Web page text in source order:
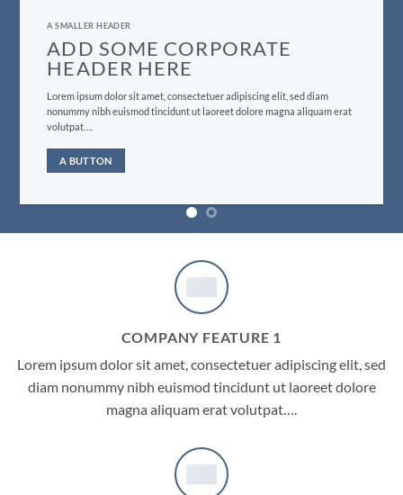
A SMALLER HEADER
ADD SOME CORPORATE
HEADER HERE
Lorem ipsum dolor sit amet, consectetuer adipiscing elit, sed diam
nonummy nibh euismod tincidunt ut laoreet dolore magna aliquam erat
volutpat….
A BUTTON
COMPANY FEATURE 1
Lorem ipsum dolor sit amet, consectetuer adipiscing elit, sed
diam nonummy nibh euismod tincidunt ut laoreet dolore
magna aliquam erat volutpat….